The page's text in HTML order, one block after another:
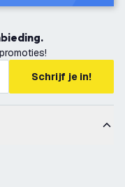
Schrijf je in!